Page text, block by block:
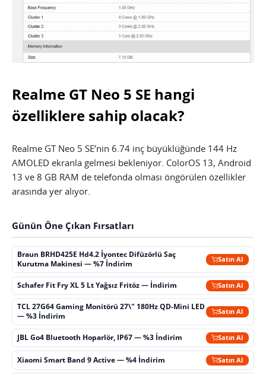
Realme GT Neo 5 SE hangi
özelliklere sahip olacak?
Realme GT Neo 5 SE’nin 6.74 inç büyüklüğünde 144 Hz
AMOLED ekranla gelmesi bekleniyor. ColorOS 13, Android
13 ve 8 GB RAM de telefonda olması öngörülen özellikler
arasında yer alıyor.
Günün Öne Çıkan Fırsatları
Braun BRHD425E Hd4.2 İyontec Difüzörlü Saç
Kurutma Makinesi — %7 İndirim
Satın Al
Schafer Fit Fry XL 5 Lt Yağsız Fritöz — İndirim Satın Al
TCL 27G64 Gaming Monitörü 27\" 180Hz QD-Mini LED
— %3 İndirim
Satın Al
JBL Go4 Bluetooth Hoparlör, IP67 — %3 İndirim Satın Al
Xiaomi Smart Band 9 Active — %4 İndirim Satın Al